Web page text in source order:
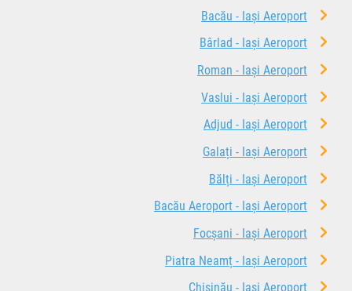
Bacău - Iași Aeroport
Bârlad - Iași Aeroport
Roman - Iași Aeroport
Vaslui - Iași Aeroport
Adjud - Iași Aeroport
Galați - Iași Aeroport
Bălți - Iași Aeroport
Bacău Aeroport - Iași Aeroport
Focșani - Iași Aeroport
Piatra Neamț - Iași Aeroport
Chișinău - Iași Aeroport